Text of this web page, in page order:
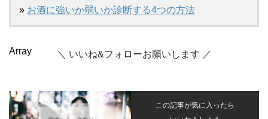
» お酒に強いか弱いか診断する4つの方法
＼ いいね&フォローお願いします ／
Array
この記事が気に入ったら